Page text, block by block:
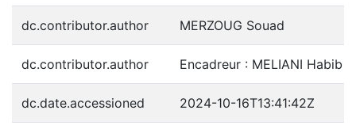
dc.contributor.author MERZOUG Souad
dc.contributor.author Encadreur : MELIANI Habib
dc.date.accessioned 2024-10-16T13:41:42Z